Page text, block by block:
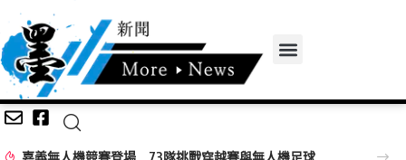
嘉義無人機競賽登場 73隊挑戰穿越賽與無人機足球